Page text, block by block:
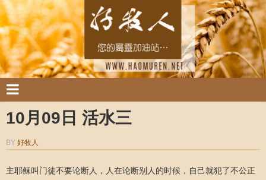
10月09日 活水三
BY 好牧人
主耶稣叫门徒不要论断人，人在论断别人的时候，自己就犯了不公正